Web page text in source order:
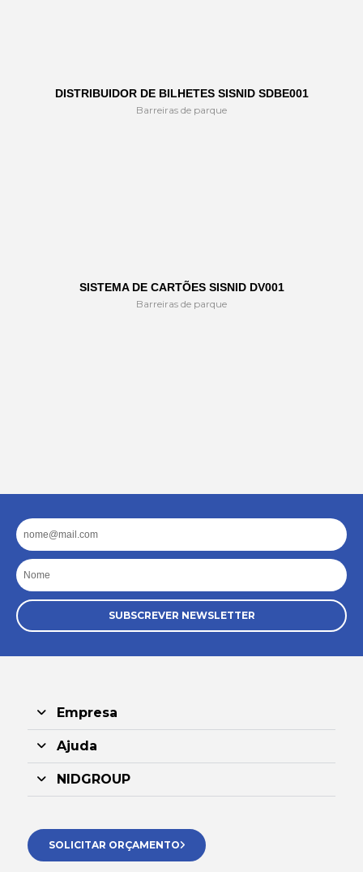
DISTRIBUIDOR DE BILHETES SISNID SDBE001
Barreiras de parque
SISTEMA DE CARTÕES SISNID DV001
Barreiras de parque
Email
Nome
SUBSCREVER NEWSLETTER
Empresa
Ajuda
NIDGROUP
SOLICITAR ORÇAMENTO